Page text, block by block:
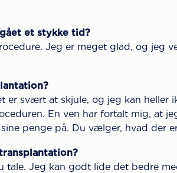
et stykke tid?
Jeg er meget glad, og jeg
er svært at skjule, og jeg kan heller
En ven har fortalt mig, at
penge på. Du vælger, hvad der
tale. Jeg kan godt lide det bedre